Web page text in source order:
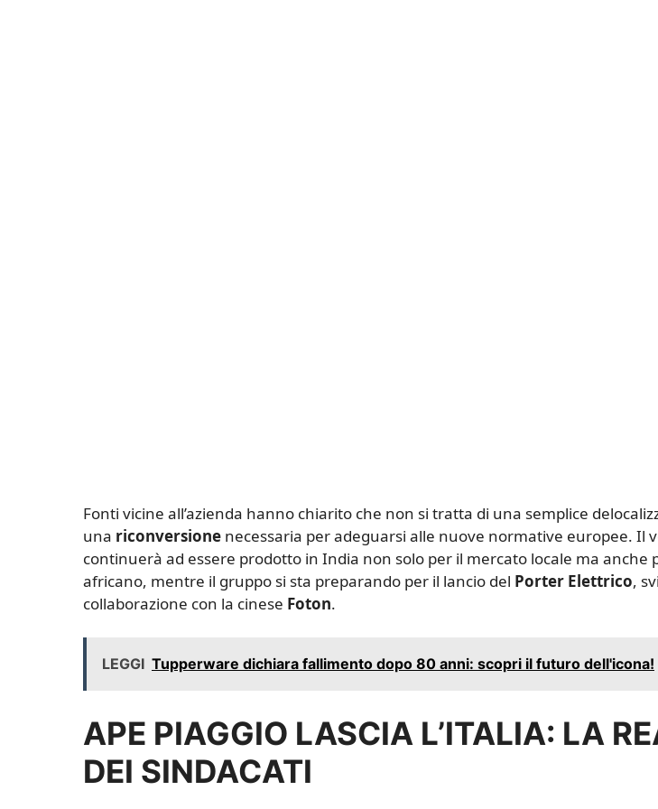
Fonti vicine all’azienda hanno chiarito che non si tratta di una semplice
una riconversione necessaria per adeguarsi alle nuove normative europee. Il
continuerà ad essere prodotto in India non solo per il mercato locale ma anche
africano, mentre il gruppo si sta preparando per il lancio del Porter Elettrico,
collaborazione con la cinese Foton.
LEGGI Tupperware dichiara fallimento dopo 80 anni: scopri il futuro dell'icona!
APE PIAGGIO LASCIA L’ITALIA: LA
DEI SINDACATI